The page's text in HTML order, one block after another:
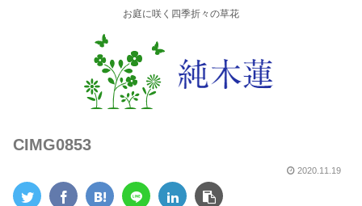
お庭に咲く四季折々の草花
CIMG0853
2020.11.19